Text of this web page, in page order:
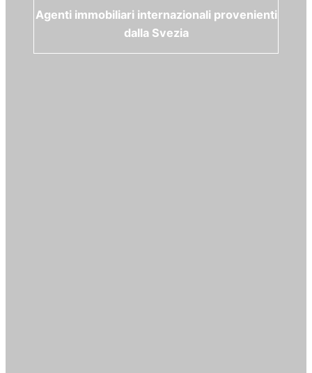
Agenti immobiliari internazionali provenienti
dalla Svezia